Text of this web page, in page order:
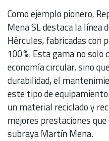
Como ejemplo pionero,
Mena SL destaca la línea
Hércules, fabricadas con
100 %. Esta gama no
economía circular, sino
durabilidad, el
este tipo de
un material reciclado y
mejores prestaciones que
subraya Martín Mena.